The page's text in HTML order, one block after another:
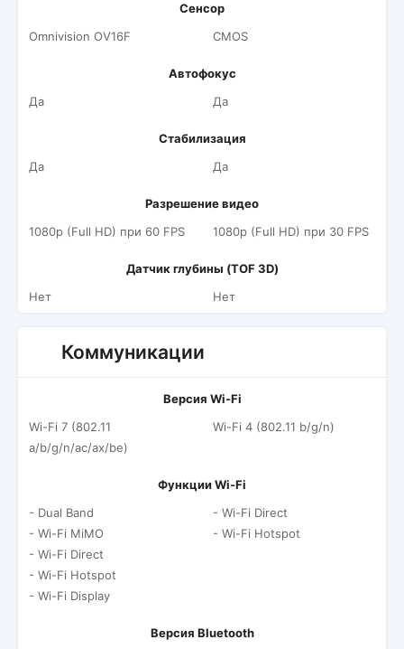
Сенсор
Omnivision OV16F
CMOS
Автофокус
Да
Да
Стабилизация
Да
Да
Разрешение видео
1080p (Full HD) при 60 FPS
1080p (Full HD) при 30 FPS
Датчик глубины (TOF 3D)
Нет
Нет
Коммуникации
Версия Wi-Fi
Wi-Fi 7 (802.11
a/b/g/n/ac/ax/be)
Wi-Fi 4 (802.11 b/g/n)
Функции Wi-Fi
- Dual Band
- Wi-Fi MiMO
- Wi-Fi Direct
- Wi-Fi Hotspot
- Wi-Fi Display
- Wi-Fi Direct
- Wi-Fi Hotspot
Версия Bluetooth